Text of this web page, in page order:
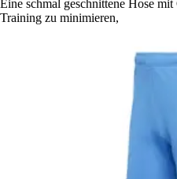
Eine schmal geschnittene Hose
Training zu minimieren,